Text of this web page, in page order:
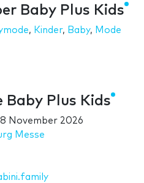
Baby Plus Kids
, Kinder, Baby, Mode
Baby Plus Kids
November 2026
Messe